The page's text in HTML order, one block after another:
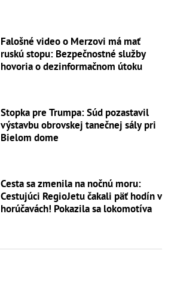
Falošné video o Merzovi má mať
ruskú stopu: Bezpečnostné služby
hovoria o dezinformačnom útoku
Stopka pre Trumpa: Súd pozastavil
výstavbu obrovskej tanečnej sály pri
Bielom dome
Cesta sa zmenila na nočnú moru:
Cestujúci RegioJetu čakali päť hodín v
horúčavách! Pokazila sa lokomotíva